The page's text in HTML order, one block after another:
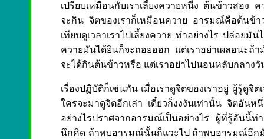
เปรียบเหมือนกับเราเลี้ยงควายหนึ่ง ต้นข้าวสอง
จะกิน จิตของเราก็เหมือนควาย อารมณ์คือต้นข้า
เทียบดูเวลาเราไปเลี้ยงควาย ทำอย่างไร ปล่อย
ควายมันได้ยินก็จะถอยออก แต่เราอย่าเผลอนะถ้
จะได้กินต้นข้าวหรือ แต่เราอย่าไปนอนหลับกลา
เรื่องปฏิบัติก็เช่นกัน เมื่อเราดูจิตของเราอยู่ ผู้รู้ดู
ใครจะมาดูจิตอีกเล่า เดี๋ยวก็งงงันเท่านั้น จิตอัน
อย่างไรปราศจากอารมณ์เป็นอย่างไร ผู้ที่รู้อันนี้
นึกคิด ถ้าพบอารมณ์นั้นก็แวะไป ถ้าพบอารมณ์อีกมั